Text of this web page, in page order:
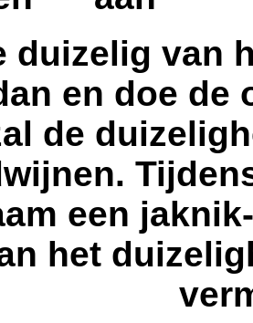
duizelig van
en doe de
de
een
het